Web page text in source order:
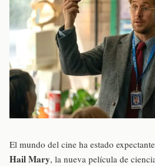
El mundo del cine ha estado
Hail Mary, la nueva película de